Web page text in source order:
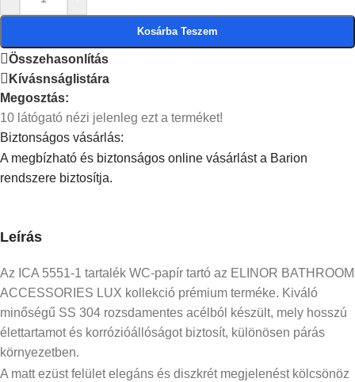
Kosárba Teszem
Összehasonlítás
Kívásnságlistára
Megosztás:
10 látógató nézi jelenleg ezt a terméket!
Biztonságos vásárlás:
A megbízható és biztonságos online vásárlást a Barion
rendszere biztosítja.
Leírás
Az ICA 5551-1 tartalék WC-papír tartó az ELINOR BATHROOM
ACCESSORIES LUX kollekció prémium terméke. Kiváló
minőségű SS 304 rozsdamentes acélból készült, mely hosszú
élettartamot és korrózióállóságot biztosít, különösen párás
környezetben.
A matt ezüst felület elegáns és diszkrét megjelenést kölcsönöz